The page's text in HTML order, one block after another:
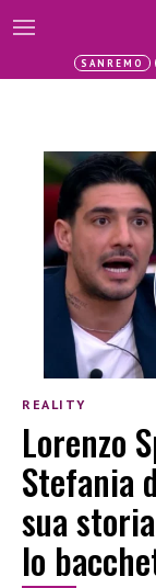
SANREMO
REALITY
Lorenzo
Stefania
sua
lo